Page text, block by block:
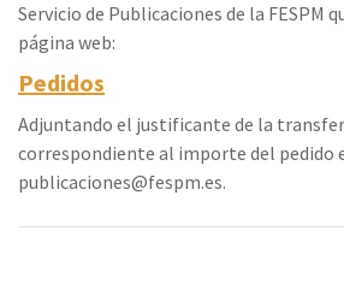
Servicio de Publicaciones de la FESPM
página web:
Pedidos
Adjuntando el justificante de la
correspondiente al importe del pedido
publicaciones@fespm.es.